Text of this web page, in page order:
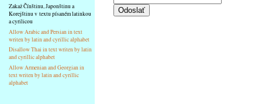
Zakaž Čínštinu, Japonštinu a
Korejštinu v textu písaném latinkou
a cyrilicou
Allow Arabic and Persian in text
writen by latin and cyrillic alphabet
Disallow Thai in text writen by latin
and cyrillic alphabet
Allow Armenian and Georgian in
text writen by latin and cyrillic
alphabet